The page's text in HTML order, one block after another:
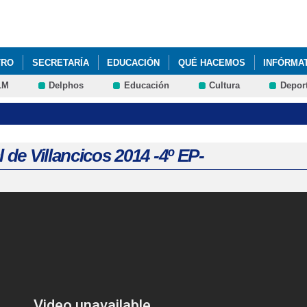
SECRETARÍA EDUCACIÓN QUÉ HACEMOS
Delphos Educación Cultura
de Villancicos 2014 -4º EP-